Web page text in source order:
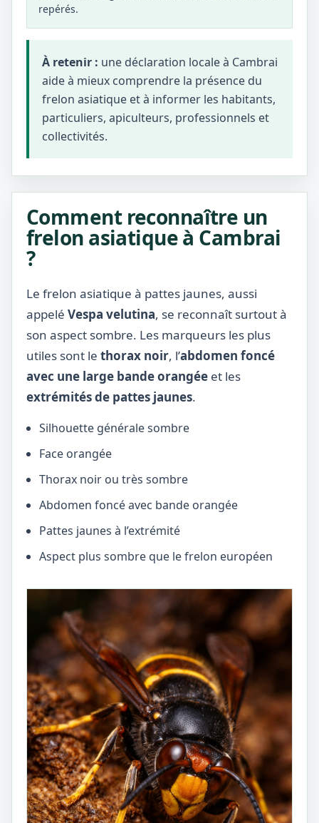
repérés.
À retenir : une déclaration locale à Cambrai
aide à mieux comprendre la présence du
frelon asiatique et à informer les habitants,
particuliers, apiculteurs, professionnels et
collectivités.
Comment reconnaître un
frelon asiatique à Cambrai
?
Le frelon asiatique à pattes jaunes, aussi
appelé Vespa velutina, se reconnaît surtout à
son aspect sombre. Les marqueurs les plus
utiles sont le thorax noir, l’abdomen foncé
avec une large bande orangée et les
extrémités de pattes jaunes.
Silhouette générale sombre
Face orangée
Thorax noir ou très sombre
Abdomen foncé avec bande orangée
Pattes jaunes à l’extrémité
Aspect plus sombre que le frelon européen